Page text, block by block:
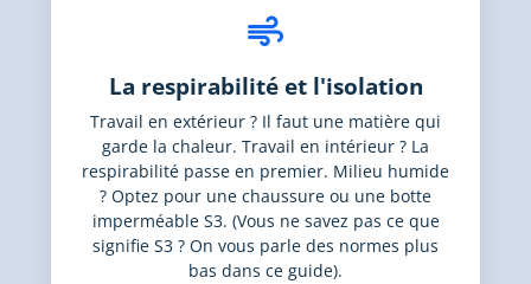
air
La respirabilité et l'isolation
Travail en extérieur ? Il faut une matière qui
garde la chaleur. Travail en intérieur ? La
respirabilité passe en premier. Milieu humide
? Optez pour une chaussure ou une botte
imperméable S3. (Vous ne savez pas ce que
signifie S3 ? On vous parle des normes plus
bas dans ce guide).